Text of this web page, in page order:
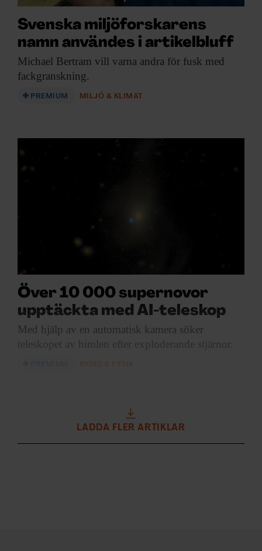
Svenska miljöforskarens
namn användes i artikelbluff
Michael Bertram vill varna andra för fusk med
fackgranskning.
PREMIUM MILJÖ & KLIMAT
Över 10 000 supernovor
upptäckta med AI-teleskop
Med hjälp av en automatisk kamera söker
teleskopet av himlen efter exploderande stjärnor.
LADDA FLER ARTIKLAR